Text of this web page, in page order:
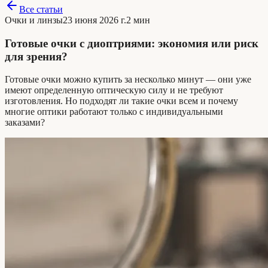
Все статьи
Очки и линзы23 июня 2026 г.2 мин
Готовые очки с диоптриями: экономия или риск
для зрения?
Готовые очки можно купить за несколько минут — они уже
имеют определенную оптическую силу и не требуют
изготовления. Но подходят ли такие очки всем и почему
многие оптики работают только с индивидуальными
заказами?